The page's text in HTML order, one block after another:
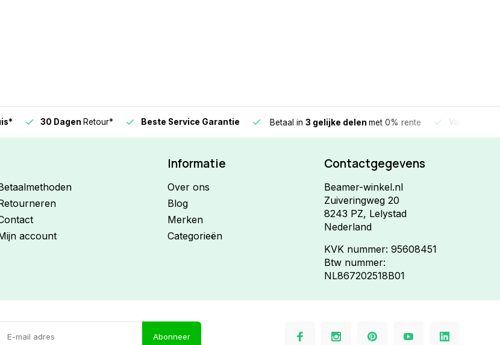
30 DagenRetour* Beste Service Garantie Betaal in 3 gelijke delenmet 0% rente Vandaag
account
Informatie
Over ons
Blog
Merken
Categorieën
Contactgegevens
Beamer-winkel.nl
Zuiveringweg 20
8243 PZ, Lelystad
Nederland
KVK nummer: 95608451
Btw nummer:
NL867202518B01
Abonneer